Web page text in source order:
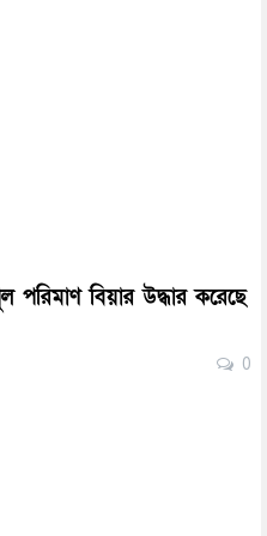
পরিমাণ বিয়ার উদ্ধার করেছে
0